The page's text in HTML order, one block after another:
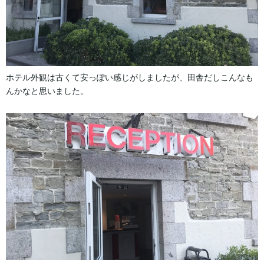
ホテル外観は古くて安っぽい感じがしましたが、田舎だしこんなも
んかなと思いました。